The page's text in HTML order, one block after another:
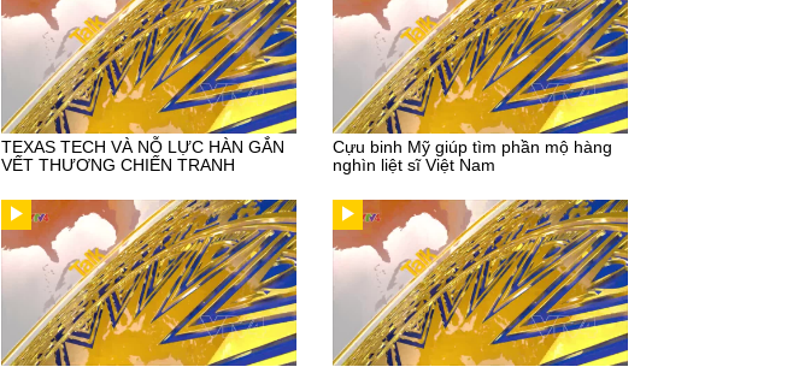
TEXAS TECH VÀ NỖ LỰC HÀN GẮN
VẾT THƯƠNG CHIẾN TRANH
Cựu binh Mỹ giúp tìm phần mộ hàng
nghìn liệt sĩ Việt Nam